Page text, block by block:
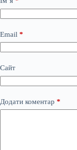
Email *
Сайт
Додати коментар *